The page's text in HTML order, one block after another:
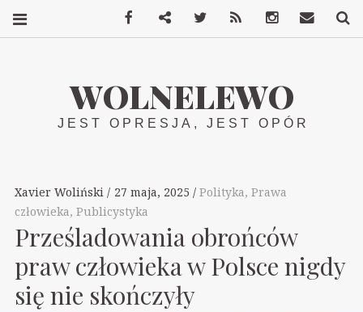
WOLNELEWO
JEST OPRESJA, JEST OPÓR
Xavier Woliński 27 maja, 2025 Polityka, Prawa
człowieka, Publicystyka
Prześladowania obrońców
praw człowieka w Polsce nigdy
się nie skończyły
FacebookMastodonTwitter InstagramKontakt